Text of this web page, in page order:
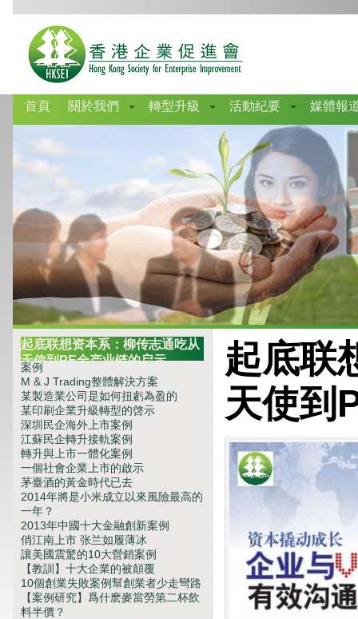
首頁 關於我們 轉型升級 活動紀要 媒體報
起底联想资本系：柳传志通吃从
天使到PE全产业链的启示
案例
M & J Trading整體解決方案
某製造業公司是如何扭虧為盈的
某印刷企業升級轉型的啓示
深圳民企海外上市案例
江蘇民企轉升接軌案例
轉升與上市一體化案例
一個社會企業上市的啟示
茅臺酒的黃金時代已去
2014年將是小米成立以來風險最高的
一年？
2013年中國十大金融創新案例
俏江南上市 张兰如履薄冰
讓美國震驚的10大營銷案例
【教訓】十大企業的被顛覆
10個創業失敗案例幫創業者少走彎路
【案例研究】爲什麽麥當勞第二杯飲
料半價？
起底联
天使到